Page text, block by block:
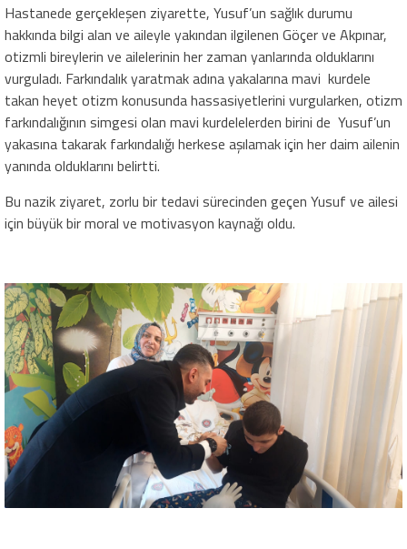
​Hastanede gerçekleşen ziyarette, Yusuf’un sağlık durumu
hakkında bilgi alan ve aileyle yakından ilgilenen Göçer ve Akpınar,
otizmli bireylerin ve ailelerinin her zaman yanlarında olduklarını
vurguladı. Farkındalık yaratmak adına yakalarına mavi kurdele
takan heyet otizm konusunda hassasiyetlerini vurgularken, otizm
farkındalığının simgesi olan mavi kurdelelerden birini de Yusuf’un
yakasına takarak farkındalığı herkese aşılamak için her daim ailenin
yanında olduklarını belirtti.
Bu nazik ziyaret, zorlu bir tedavi sürecinden geçen Yusuf ve ailesi
için büyük bir moral ve motivasyon kaynağı oldu.